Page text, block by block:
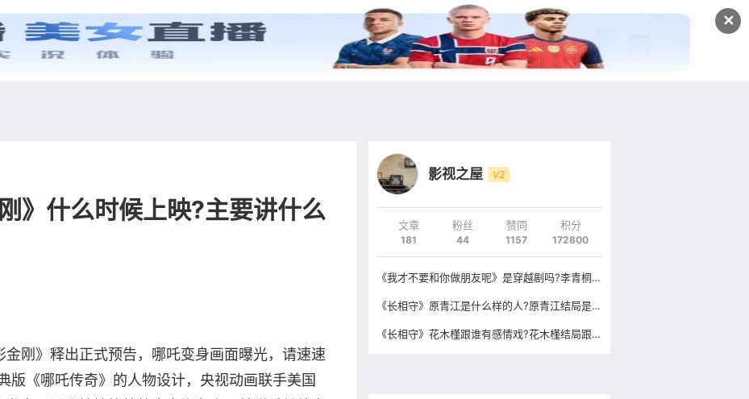
✕
综艺 抖音 更多 发文 登录 注册
》什么时候上映?主要讲什么
刚》释出正式预告，哪吒变身画面曝光，请速速
版《哪吒传奇》的人物设计，央视动画联手美国
影视之屋 V2
文章
181
粉丝
44
赞同
1157
积分
172800
《我才不要和你做朋友呢》是穿越剧吗?李青桐结局跟谁在一起了?
《长相守》原青江是什么样的人?原青江结局是什么原型是谁?
《长相守》花木槿跟谁有感情戏?花木槿结局跟谁在一起了?